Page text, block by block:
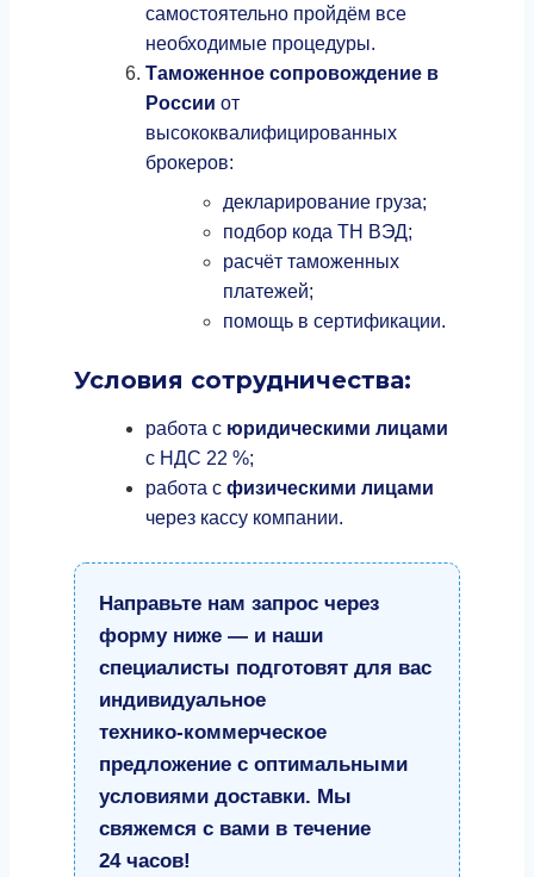
самостоятельно пройдём все
необходимые процедуры.
Таможенное сопровождение в
России от
высококвалифицированных
брокеров:
декларирование груза;
подбор кода ТН ВЭД;
расчёт таможенных
платежей;
помощь в сертификации.
Условия сотрудничества:
работа с юридическими лицами
с НДС 22 %;
работа с физическими лицами
через кассу компании.
Направьте нам запрос через
форму ниже — и наши
специалисты подготовят для вас
индивидуальное
технико‑коммерческое
предложение с оптимальными
условиями доставки. Мы
свяжемся с вами в течение
24 часов!